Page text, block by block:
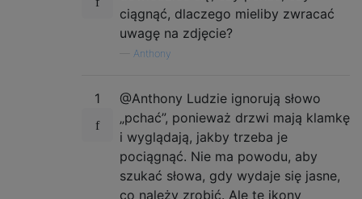
ciągnąć, dlaczego mieliby zwracać
uwagę na zdjęcie?
Anthony
1
@Anthony Ludzie ignorują słowo
„pchać”, ponieważ drzwi mają klamkę
i wyglądają, jakby trzeba je
pociągnąć. Nie ma powodu, aby
szukać słowa, gdy wydaje się jasne,
co należy zrobić. Ale te ikony